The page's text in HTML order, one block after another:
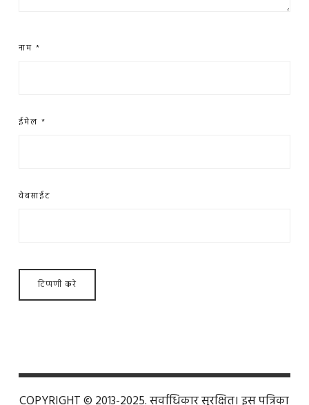
नाम *
ईमेल *
वेबसाईट
COPYRIGHT © 2013-2025. सर्वाधिकार सुरक्षित। इस पत्रिका